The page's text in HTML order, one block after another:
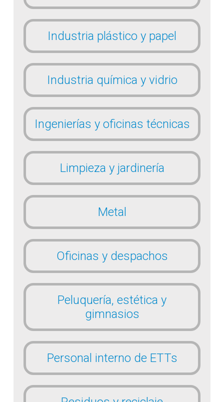
Industria plástico y papel
Industria química y vidrio
Ingenierías y oficinas técnicas
Limpieza y jardinería
Metal
Oficinas y despachos
Peluquería, estética y
gimnasios
Personal interno de ETTs